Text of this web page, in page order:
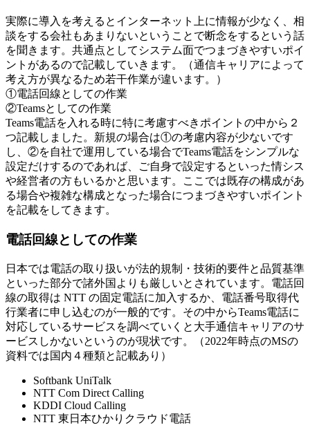
実際に導入を考えるとインターネット上に情報が少なく、相
談をする会社もあまりないということで断念をするという話
を聞きます。共通点としてシステム面でつまづきやすいポイ
ントがあるので記載していきます。（通信キャリアによって
考え方が異なるため若干作業が違います。）
①電話回線としての作業
②Teamsとしての作業
Teams電話を入れる時に特に考慮すべきポイントの中から２
つ記載しました。新規の場合は①の考慮内容が少ないです
し、②を自社で運用している場合でTeams電話をシンプルな
設定だけするのであれば、ご自身で設定するといった情シス
や経営者の方もいるかと思います。ここでは既存の構成があ
る場合や複雑な構成となった場合につまづきやすいポイント
を記載をしてきます。
電話回線としての作業
日本では電話の取り扱いが法的規制・技術的要件と品質基準
といった部分で諸外国よりも厳しいとされています。電話回
線の取得は NTT の固定電話に加入するか、電話番号取得代
行業者に申し込むのが一般的です。その中からTeams電話に
対応しているサービスを調べていくと大手通信キャリアのサ
ービスしかないというのが現状です。（2022年時点のMSの
資料では国内４種類と記載あり）
Softbank UniTalk
NTT Com Direct Calling
KDDI Cloud Calling
NTT 東日本ひかりクラウド電話